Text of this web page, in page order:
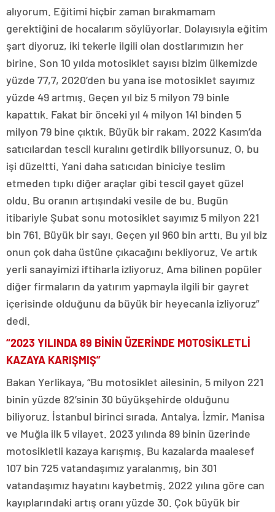
alıyorum. Eğitimi hiçbir zaman bırakmamam
gerektiğini de hocalarım söylüyorlar. Dolayısıyla eğitim
şart diyoruz, iki tekerle ilgili olan dostlarımızın her
birine. Son 10 yılda motosiklet sayısı bizim ülkemizde
yüzde 77,7, 2020’den bu yana ise motosiklet sayımız
yüzde 49 artmış. Geçen yıl biz 5 milyon 79 binle
kapattık. Fakat bir önceki yıl 4 milyon 141 binden 5
milyon 79 bine çıktık. Büyük bir rakam. 2022 Kasım’da
satıcılardan tescil kuralını getirdik biliyorsunuz. O, bu
işi düzeltti. Yani daha satıcıdan biniciye teslim
etmeden tıpkı diğer araçlar gibi tescil gayet güzel
oldu. Bu oranın artışındaki vesile de bu. Bugün
itibariyle Şubat sonu motosiklet sayımız 5 milyon 221
bin 761. Büyük bir sayı. Geçen yıl 960 bin arttı. Bu yıl biz
onun çok daha üstüne çıkacağını bekliyoruz. Ve artık
yerli sanayimizi iftiharla izliyoruz. Ama bilinen popüler
diğer firmaların da yatırım yapmayla ilgili bir gayret
içerisinde olduğunu da büyük bir heyecanla izliyoruz”
dedi.
“2023 YILINDA 89 BİNİN ÜZERİNDE MOTOSİKLETLİ
KAZAYA KARIŞMIŞ”
Bakan Yerlikaya, “Bu motosiklet ailesinin, 5 milyon 221
binin yüzde 82’sinin 30 büyükşehirde olduğunu
biliyoruz. İstanbul birinci sırada, Antalya, İzmir, Manisa
ve Muğla ilk 5 vilayet. 2023 yılında 89 binin üzerinde
motosikletli kazaya karışmış. Bu kazalarda maalesef
107 bin 725 vatandaşımız yaralanmış, bin 301
vatandaşımız hayatını kaybetmiş. 2022 yılına göre can
kayıplarındaki artış oranı yüzde 30. Çok büyük bir